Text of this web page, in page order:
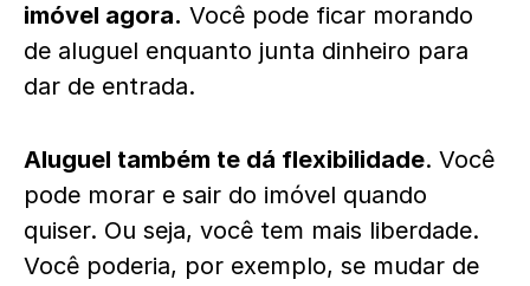
imóvel agora. Você pode ficar morando
de aluguel enquanto junta dinheiro para
dar de entrada.
Aluguel também te dá flexibilidade. Você
pode morar e sair do imóvel quando
quiser. Ou seja, você tem mais liberdade.
Você poderia, por exemplo, se mudar de